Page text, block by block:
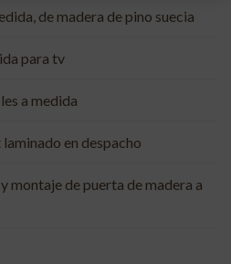
de madera de pino suecia
para tv
a medida
en despacho
montaje de puerta de madera a